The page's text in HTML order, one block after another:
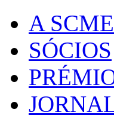
A
SÓCIOS